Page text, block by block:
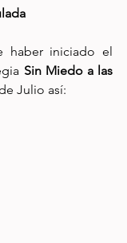
haber iniciado el
Sin Miedo a las
Julio así: